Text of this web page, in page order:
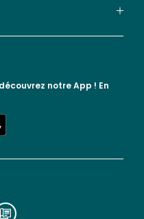
lien vers le blog la redoute
notre App ! En